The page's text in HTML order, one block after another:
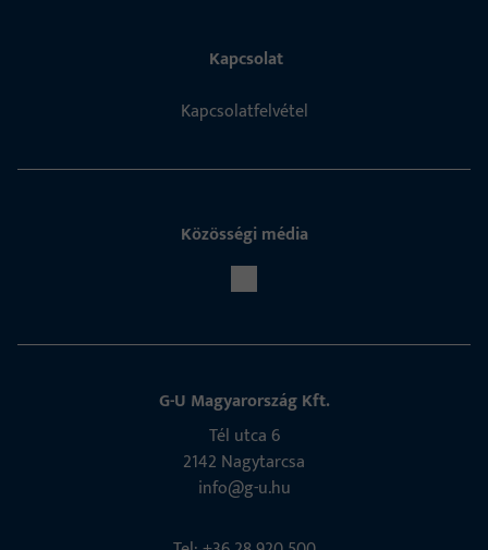
Kapcsolat
Kapcsolatfelvétel
Közösségi média
G-U Magyarország Kft.
Tél utca 6
2142 Nagytarcsa
info@g-u.hu